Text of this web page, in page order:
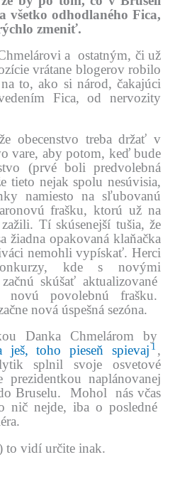
všetko odhodlaného Fica,
zmeniť.
a ostatným, či už
vrátane blogerov robilo
to, ako si národ, čakajúci
Fica, od nervozity
obecenstvo treba držať v
vare, aby potom, keď bude
(prvé boli predvolebná
tieto nejak spolu nesúvisia,
namiesto na sľubovanú
frašku, ktorú už na
Tí skúsenejší tušia, že
žiadna opakovaná klaňačka
nemohli vypískať. Herci
kde s novými
skúšať aktualizované
novú povolebnú frašku.
nová úspešná sezóna.
Danka Chmelárom by
ješ, toho pieseň spievaj 1 ,
splnil svoje osvetové
naplánovanej
Bruselu. Mohol nás včas
nič nejde, iba o posledné
to vidí určite inak.